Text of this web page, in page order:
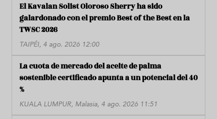
El Kavalan Solist Oloroso Sherry ha sido
galardonado con el premio Best of the Best en la
TWSC 2026
TAIPÉI, 4 ago. 2026 12:00
La cuota de mercado del aceite de palma
sostenible certificado apunta a un potencial del 40
%
KUALA LUMPUR, Malasia, 4 ago. 2026 11:51